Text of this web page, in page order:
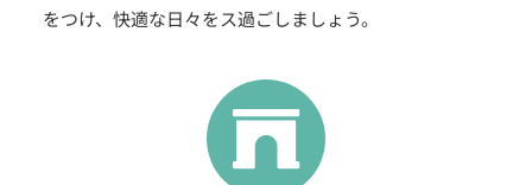
をつけ、快適な日々をス過ごしましょう。